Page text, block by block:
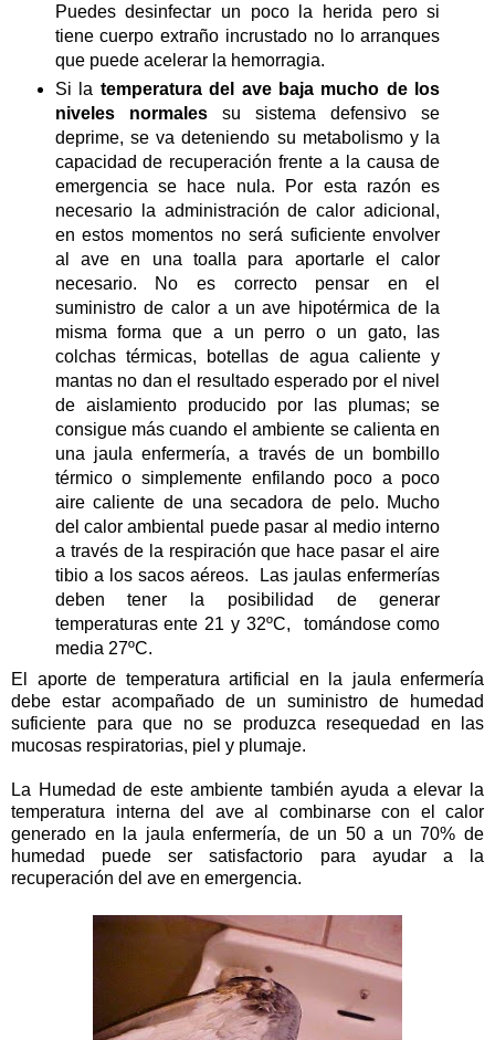
Puedes desinfectar un poco la herida pero si
tiene cuerpo extraño incrustado no lo arranques
que puede acelerar la hemorragia.
Si la temperatura del ave baja mucho de los
niveles normalessu sistema defensivo se
deprime, se va deteniendo su metabolismo y la
capacidad de recuperación frente a la causa de
emergencia se hace nula. Por esta razón es
necesario la administración de calor adicional,
en estos momentos no será suficiente envolver
al ave en una toalla para aportarle el calor
necesario. No es correcto pensar en el
suministro de calor a un ave hipotérmica de la
misma forma que a un perro o un gato, las
colchas térmicas, botellas de agua caliente y
mantas no dan el resultado esperado por el nivel
de aislamiento producido por las plumas; se
consigue más cuando el ambiente se calienta en
una jaula enfermería, a través de un bombillo
térmico o simplemente enfilando poco a poco
aire caliente de una secadora de pelo. Mucho
del calor ambiental puede pasar al medio interno
a través de la respiración que hace pasar el aire
tibio a los sacos aéreos. Las jaulas enfermerías
deben tener la posibilidad de generar
temperaturas ente 21 y 32ºC, tomándose como
media 27ºC .
El aporte de temperatura artificial en la jaula enfermería
debe estar acompañado de un suministro de humedad
suficiente para que no se produzca resequedad en las
mucosas respiratorias, piel y plumaje.
La Humedad de este ambiente también ayuda a elevar la
temperatura interna del ave al combinarse con el calor
generado en la jaula enfermería, de un 50 a un 70% de
humedad puede ser satisfactorio para ayudar a la
recuperación del ave en emergencia.